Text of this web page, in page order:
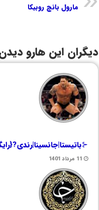
مارول بانچ روبیکا
دیگران این هارو
11 مرداد 1401